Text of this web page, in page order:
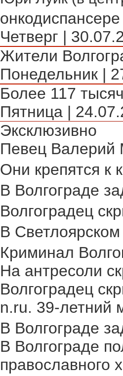
Четверг |
Жители
Понедельник |
Более 117
Пятница |
Эксклюзивно
Певец Валерий
Они крепятся к
В Волгограде
Волгоградец
В
Криминал
На антресоли
Волгоградец
n.ru. 39-летний
В Волгограде
В Волгограде
православного